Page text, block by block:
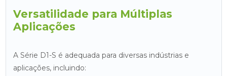
Versatilidade para Múltiplas
Aplicações
A Série D1-S é adequada para diversas indústrias e
aplicações, incluindo: